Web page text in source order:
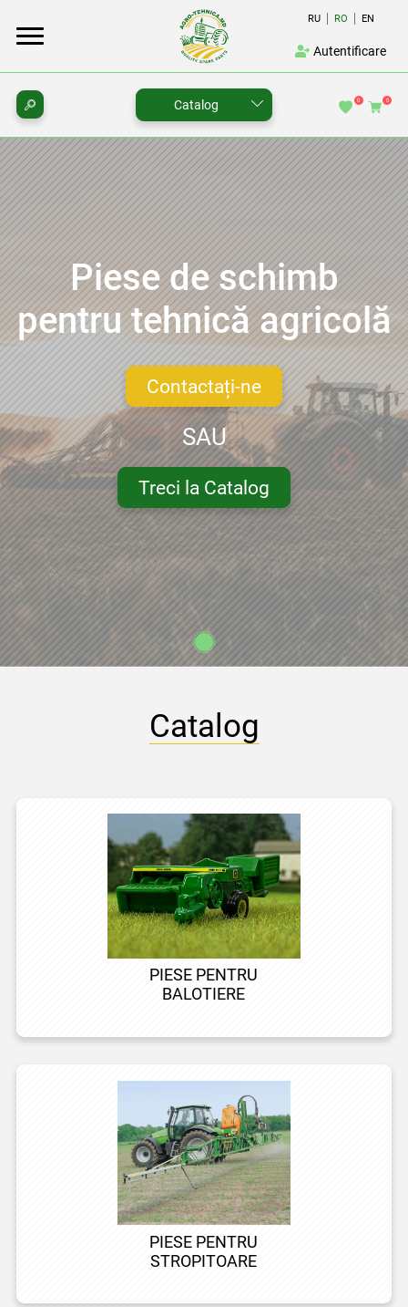
Autentificare
RU RO EN
Catalog 0 0
Piese de schimb
pentru tehnică agricolă
Contactați-ne
SAU
Treci la Catalog
Catalog
PIESE PENTRU
BALOTIERE
PIESE PENTRU
STROPITOARE